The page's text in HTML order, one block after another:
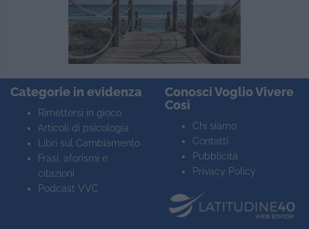
Categorie in evidenza
Rimettersi in gioco
Articoli di psicologia
Libri sul Cambiamento
Frasi, aforismi e
citazioni
Podcast VVC
Conosci Voglio Vivere
Così
Chi siamo
Contatti
Pubblicità
Privacy Policy